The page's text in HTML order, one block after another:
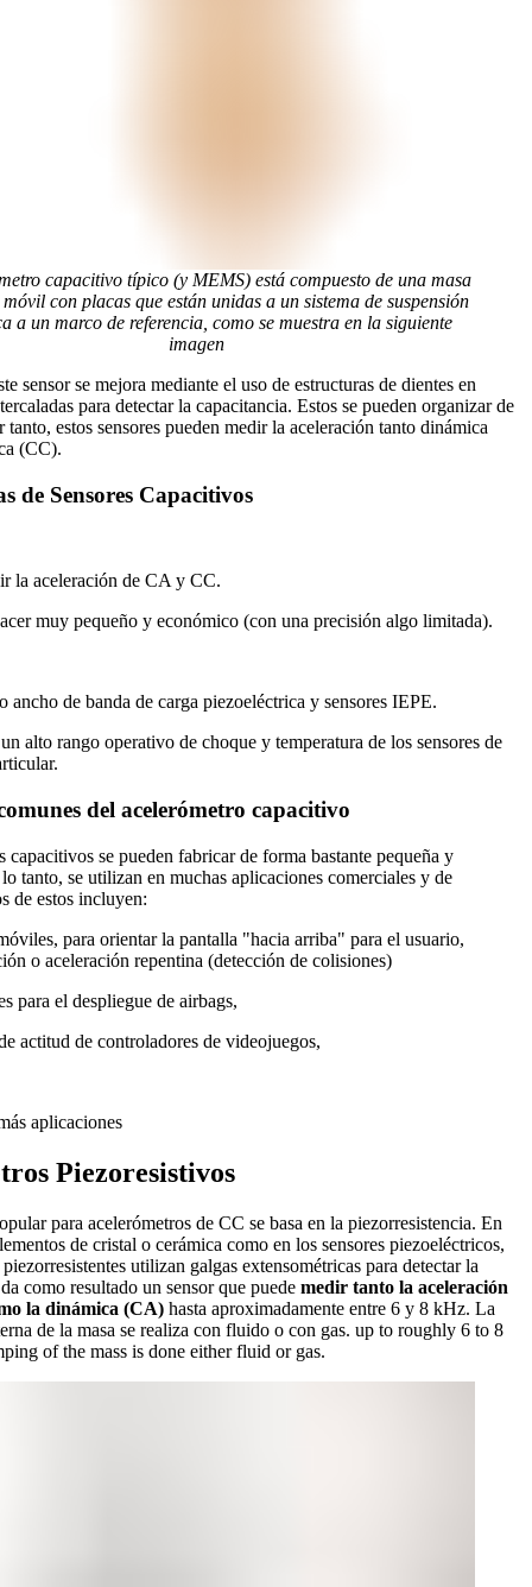
capacitivo típico (y MEMS) está compuesto de una masa
con placas que están unidas a un sistema de suspensión
a un marco de referencia, como se muestra en la siguiente
imagen
sensor se mejora mediante el uso de estructuras de dientes en
para detectar la capacitancia. Estos se pueden organizar de
tanto, estos sensores pueden medir la aceleración tanto dinámica
(CC).
de Sensores Capacitivos
la aceleración de CA y CC.
muy pequeño y económico (con una precisión algo limitada).
ancho de banda de carga piezoeléctrica y sensores IEPE.
alto rango operativo de choque y temperatura de los sensores de
del acelerómetro capacitivo
capacitivos se pueden fabricar de forma bastante pequeña y
tanto, se utilizan en muchas aplicaciones comerciales y de
de estos incluyen:
para orientar la pantalla "hacia arriba" para el usuario,
o aceleración repentina (detección de colisiones)
para el despliegue de airbags,
actitud de controladores de videojuegos,
aplicaciones
Piezoresistivos
para acelerómetros de CC se basa en la piezorresistencia. En
de cristal o cerámica como en los sensores piezoeléctricos,
utilizan galgas extensométricas para detectar la
como resultado un sensor que puede medir tanto la aceleración
la dinámica (CA) hasta aproximadamente entre 6 y 8 kHz. La
de la masa se realiza con fluido o con gas. up to roughly 6 to 8
of the mass is done either fluid or gas.